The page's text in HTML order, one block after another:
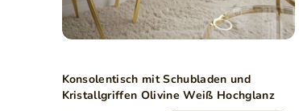
Konsolentisch mit Schubladen und
Kristallgriffen Olivine Weiß Hochglanz